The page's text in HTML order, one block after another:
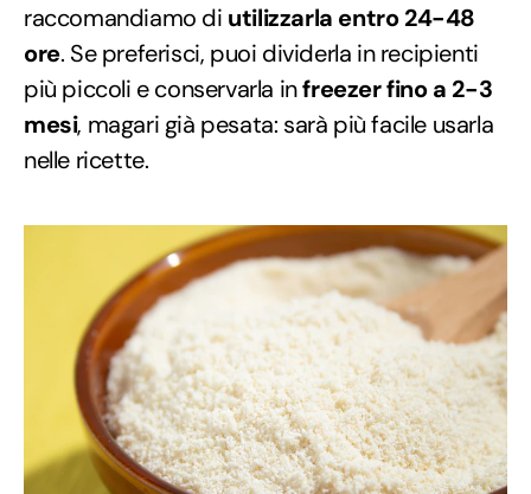
raccomandiamo di utilizzarla entro 24-48
ore. Se preferisci, puoi dividerla in recipienti
più piccoli e conservarla infreezer fino a 2-3
mesi, magari già pesata: sarà più facile usarla
nelle ricette.